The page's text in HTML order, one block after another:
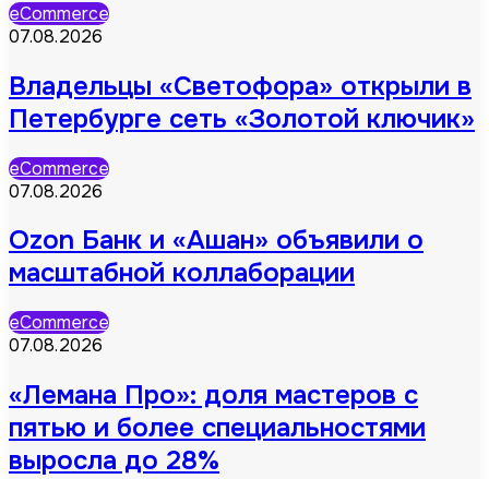
eCommerce
07.08.2026
Владельцы «Светофора» открыли в
Петербурге сеть «Золотой ключик»
eCommerce
07.08.2026
Ozon Банк и «Ашан» объявили о
масштабной коллаборации
eCommerce
07.08.2026
«Лемана Про»: доля мастеров с
пятью и более специальностями
выросла до 28%